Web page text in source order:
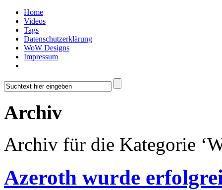
Home
Videos
Tags
Datenschutzerklärung
WoW Designs
Impressum
Archiv
Archiv für die Kategorie
Azeroth wurde